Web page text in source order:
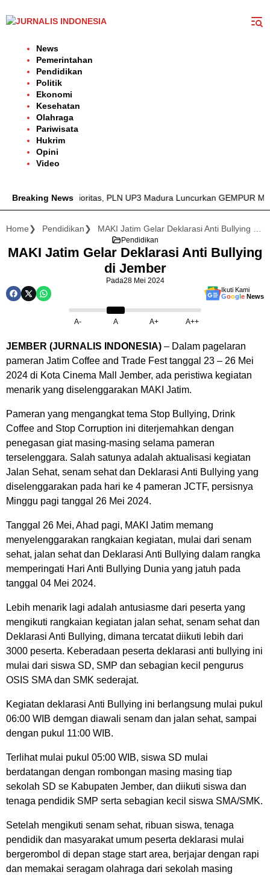
ke
News
Pemerintahan
Pendidikan
Politik
Ekonomi
Kesehatan
Olahraga
Pariwisata
Hukrim
Opini
Video
Breaking News
Jadi Prioritas, PLN UP3 Madura Luncurkan GEMPUR
Home Pendidikan
Pendidikan
MAKI Jatim Gelar Deklarasi Anti Bullying
di Jember
Pada28 Mei 2024
Ikuti Kami
Google News
A- A A+ A++
JEMBER (JURNALIS INDONESIA) – Dalam pagelaran
pameran Jatim Coffee and Trade Fest tanggal 23 – 26 Mei
2024 di Kota Cinema Mall Jember, ada peristiwa kegiatan
menarik yang diselenggarakan MAKI Jatim.
Pameran yang mengangkat tema Stop Bullying, Drink
Coffee and Stop Corruption ini diterjemahkan dengan
penegasan giat masing-masing selama pameran
terselenggara. Salah satunya adalah aktualisasi kegiatan
Jalan Sehat, senam sehat dan Deklarasi Anti Bullying yang
diselenggarakan pada hari ke 4 pameran JCTF, persisnya
Minggu pagi tanggal 26 Mei 2024.
Tanggal 26 Mei, Ahad pagi, MAKI Jatim memang
menyelenggarakan rangkaian kegiatan, mulai dari senam
sehat, jalan sehat dan Deklarasi Anti Bullying dalam rangka
memperingati Hari Anti Bullying Dunia yang jatuh pada
tanggal 04 Mei 2024.
Lebih menarik lagi adalah antusiasme dari peserta yang
mengikuti rangkaian kegiatan jalan sehat, senam sehat dan
Deklarasi Anti Bullying, dimana tercatat diikuti lebih dari
3000 peserta. Keberadaan peserta deklarasi anti bullying ini
mulai dari siswa SD, SMP dan sebagian kecil pengurus
OSIS SMA dan SMK sederajat.
Kegiatan deklarasi Anti Bullying ini berlangsung mulai pukul
06:00 WIB demgan diawali senam dan jalan sehat, sampai
dengan pukul 11:00 WIB.
Terlihat mulai pukul 05:00 WIB, siswa SD mulai
berdatangan dengan rombongan masing masing tiap
sekolah SD se Kabupaten Jember, dan diikuti siswa dan
tenaga pendidik SMP serta sebagian kecil siswa SMA/SMK.
Setelah mengikuti senam sehat, ribuan siswa, tenaga
pendidik dan masyarakat umum peserta deklarasi mulai
bergerombol di depan stage start area, berjajar dengan rapi
dan memakai seragam olahraga dari sekolah masing